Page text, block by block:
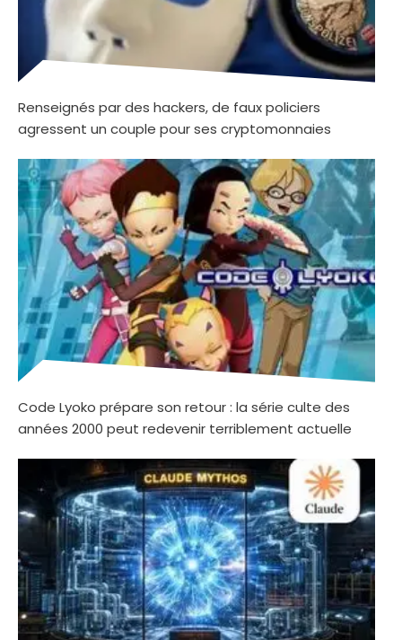
Renseignés par des hackers, de faux policiers
agressent un couple pour ses cryptomonnaies
Code Lyoko prépare son retour : la série culte des
années 2000 peut redevenir terriblement actuelle